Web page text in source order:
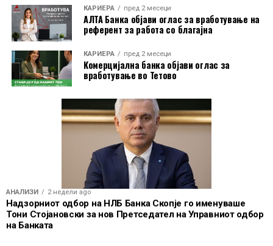
КАРИЕРА пред 2 месеци
АЛТА Банка објави оглас за вработување на
референт за работа со благајна
КАРИЕРА пред 2 месеци
Комерцијална банка објави оглас за
вработување во Тетово
АНАЛИЗИ 2 недели ago
Надзорниот одбор на НЛБ Банка Скопје го именуваше
Тони Стојановски за нов Претседател на Управниот одбор
на Банката